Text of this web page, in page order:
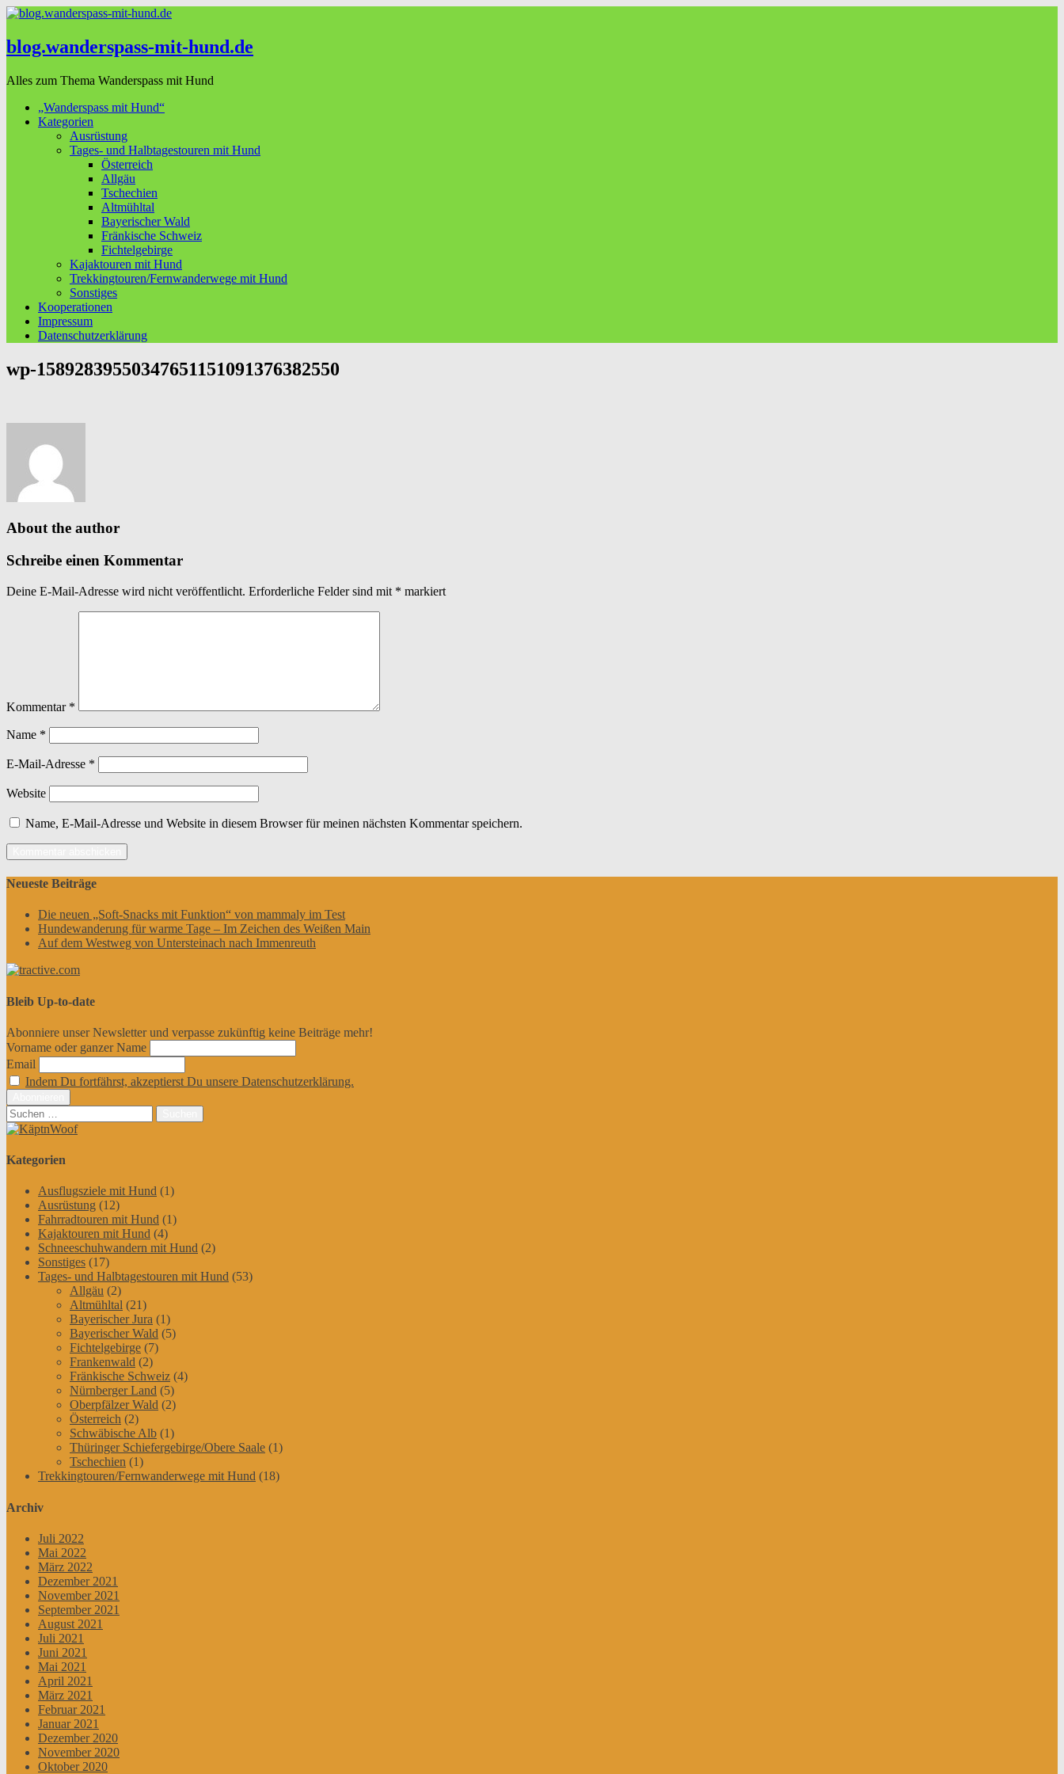
blog.wanderspass-mit-hund.de
Alles zum Thema Wanderspass mit Hund
„Wanderspass mit Hund“
Kategorien
Ausrüstung
Tages- und Halbtagestouren mit Hund
Österreich
Allgäu
Tschechien
Altmühltal
Bayerischer Wald
Fränkische Schweiz
Fichtelgebirge
Kajaktouren mit Hund
Trekkingtouren/Fernwanderwege mit Hund
Sonstiges
Kooperationen
Impressum
Datenschutzerklärung
wp-15892839550347651151091376382550
About the author
Schreibe einen Kommentar
Deine E-Mail-Adresse wird nicht veröffentlicht. Erforderliche Felder sind mit * markiert
Kommentar *
Name *
E-Mail-Adresse *
Website
Name, E-Mail-Adresse und Website in diesem Browser für meinen nächsten Kommentar speichern.
Neueste Beiträge
Die neuen „Soft-Snacks mit Funktion“ von mammaly im Test
Hundewanderung für warme Tage – Im Zeichen des Weißen Main
Auf dem Westweg von Untersteinach nach Immenreuth
Bleib Up-to-date
Abonniere unser Newsletter und verpasse zukünftig keine Beiträge mehr!
Vorname oder ganzer Name
Email
Indem Du fortfährst, akzeptierst Du unsere Datenschutzerklärung.
Suchen
nach:
Kategorien
Ausflugsziele mit Hund (1)
Ausrüstung (12)
Fahrradtouren mit Hund (1)
Kajaktouren mit Hund (4)
Schneeschuhwandern mit Hund (2)
Sonstiges (17)
Tages- und Halbtagestouren mit Hund (53)
Allgäu (2)
Altmühltal (21)
Bayerischer Jura (1)
Bayerischer Wald (5)
Fichtelgebirge (7)
Frankenwald (2)
Fränkische Schweiz (4)
Nürnberger Land (5)
Oberpfälzer Wald (2)
Österreich (2)
Schwäbische Alb (1)
Thüringer Schiefergebirge/Obere Saale (1)
Tschechien (1)
Trekkingtouren/Fernwanderwege mit Hund (18)
Archiv
Juli 2022
Mai 2022
März 2022
Dezember 2021
November 2021
September 2021
August 2021
Juli 2021
Juni 2021
Mai 2021
April 2021
März 2021
Februar 2021
Januar 2021
Dezember 2020
November 2020
Oktober 2020